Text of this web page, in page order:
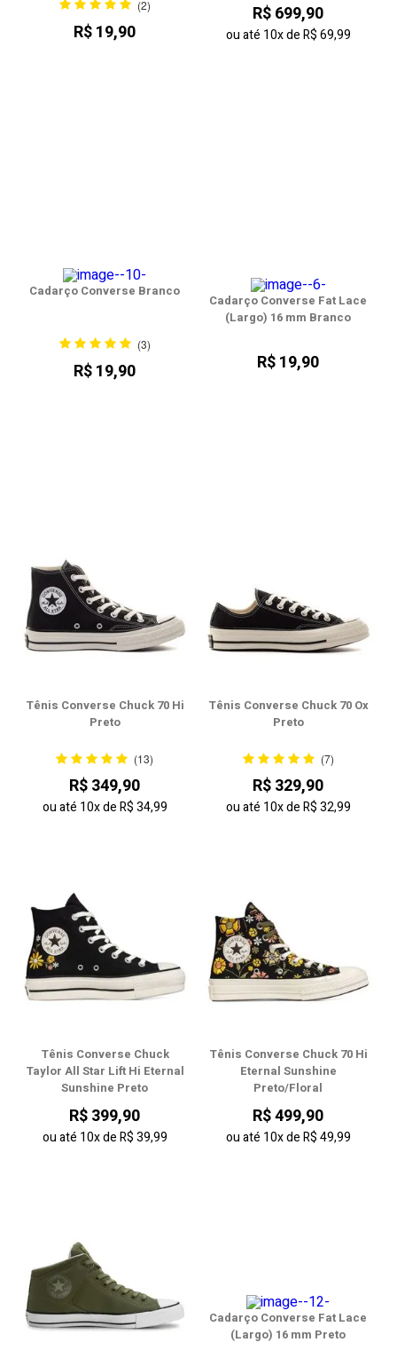
(2)
R$ 19,90
R$ 699,90
ou até 10xdeR$ 69,99
Cadarço Converse Branco
(3)
R$ 19,90
Cadarço Converse Fat Lace
(Largo) 16 mm Branco
R$ 19,90
Tênis Converse Chuck 70 Hi
Preto
(13)
R$ 349,90
ou até 10xdeR$ 34,99
Tênis Converse Chuck 70 Ox
Preto
(7)
R$ 329,90
ou até 10xdeR$ 32,99
Tênis Converse Chuck
Taylor All Star Lift Hi Eternal
Sunshine Preto
R$ 399,90
ou até 10xdeR$ 39,99
Tênis Converse Chuck 70 Hi
Eternal Sunshine
Preto/Floral
R$ 499,90
ou até 10xdeR$ 49,99
Cadarço Converse Fat Lace
(Largo) 16 mm Preto